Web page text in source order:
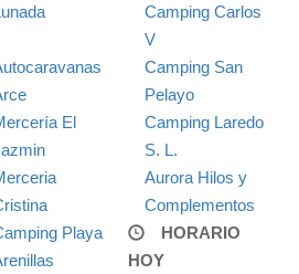
Camping Carlos
V
Camping San
Pelayo
El
Camping Laredo
S. L.
Aurora Hilos y
Complementos
Playa
HORARIO
HOY